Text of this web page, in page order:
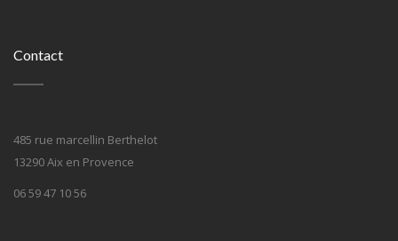
Contact
485 rue marcellin Berthelot
13290 Aix en Provence
06 59 47 10 56